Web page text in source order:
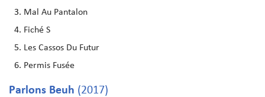
Mal Au Pantalon
Fiché S
Les Cassos Du Futur
Permis Fusée
Parlons Beuh (2017)